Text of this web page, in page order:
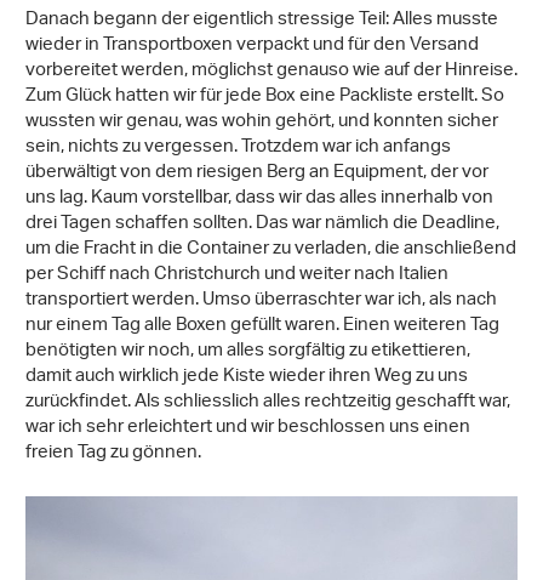
Danach begann der eigentlich stressige Teil: Alles musste
wieder in Transportboxen verpackt und für den Versand
vorbereitet werden, möglichst genauso wie auf der Hinreise.
Zum Glück hatten wir für jede Box eine Packliste erstellt. So
wussten wir genau, was wohin gehört, und konnten sicher
sein, nichts zu vergessen. Trotzdem war ich anfangs
überwältigt von dem riesigen Berg an Equipment, der vor
uns lag. Kaum vorstellbar, dass wir das alles innerhalb von
drei Tagen schaffen sollten. Das war nämlich die Deadline,
um die Fracht in die Container zu verladen, die anschließend
per Schiff nach Christchurch und weiter nach Italien
transportiert werden. Umso überraschter war ich, als nach
nur einem Tag alle Boxen gefüllt waren. Einen weiteren Tag
benötigten wir noch, um alles sorgfältig zu etikettieren,
damit auch wirklich jede Kiste wieder ihren Weg zu uns
zurückfindet. Als schliesslich alles rechtzeitig geschafft war,
war ich sehr erleichtert und wir beschlossen uns einen
freien Tag zu gönnen.